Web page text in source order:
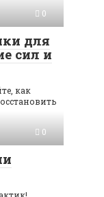
0
для
сил и
как
0